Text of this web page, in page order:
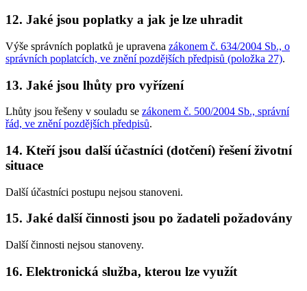
12. Jaké jsou poplatky a jak je lze uhradit
Výše správních poplatků je upravena zákonem č. 634/2004 Sb., o
správních poplatcích, ve znění pozdějších předpisů (položka 27).
13. Jaké jsou lhůty pro vyřízení
Lhůty jsou řešeny v souladu se zákonem č. 500/2004 Sb., správní
řád, ve znění pozdějších předpisů.
14. Kteří jsou další účastníci (dotčení) řešení životní
situace
Další účastníci postupu nejsou stanoveni.
15. Jaké další činnosti jsou po žadateli požadovány
Další činnosti nejsou stanoveny.
16. Elektronická služba, kterou lze využít